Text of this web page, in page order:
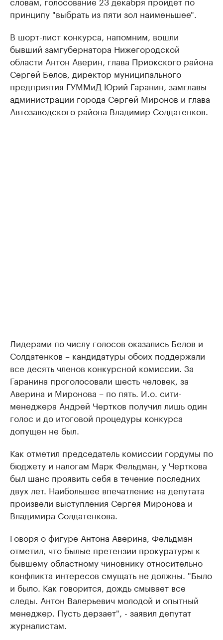
принципу "выбрать из пяти зол наименьшее".
В шорт-лист конкурса, напомним, вошли
бывший замгубернатора Нижегородской
области Антон Аверин, глава Приокского района
Сергей Белов, директор муниципального
предприятия ГУММиД Юрий Гаранин, замглавы
администрации города Сергей Миронов и глава
Автозаводского района Владимир Солдатенков.
Лидерами по числу голосов оказались Белов и
Солдатенков – кандидатуры обоих поддержали
все десять членов конкурсной комиссии. За
Гаранина проголосовали шесть человек, за
Аверина и Миронова – по пять. И.о. сити-
менеджера Андрей Чертков получил лишь один
голос и до итоговой процедуры конкурса
допущен не был.
Как отметил председатель комиссии гордумы по
бюджету и налогам Марк Фельдман, у Черткова
был шанс проявить себя в течение последних
двух лет. Наибольшее впечатление на депутата
произвели выступления Сергея Миронова и
Владимира Солдатенкова.
Говоря о фигуре Антона Аверина, Фельдман
отметил, что былые претензии прокуратуры к
бывшему областному чиновнику относительно
конфликта интересов смущать не должны. "Было
и было. Как говорится, дождь смывает все
следы. Антон Валерьевич молодой и опытный
менеджер. Пусть дерзает", - заявил депутат
журналистам.